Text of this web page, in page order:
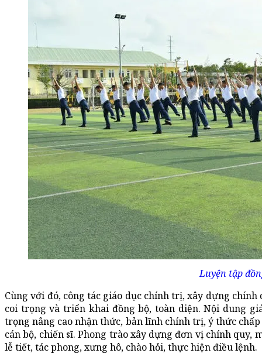
Luyện tập
Cùng với đó, công tác giáo dục chính trị, xây dựng
coi trọng và triển khai đồng bộ, toàn diện. Nội dung
trọng nâng cao nhận thức, bản lĩnh chính trị, ý thức
cán bộ, chiến sĩ. Phong trào xây dựng đơn vị chính
lễ tiết, tác phong, xưng hô, chào hỏi, thực hiện điều lệnh.